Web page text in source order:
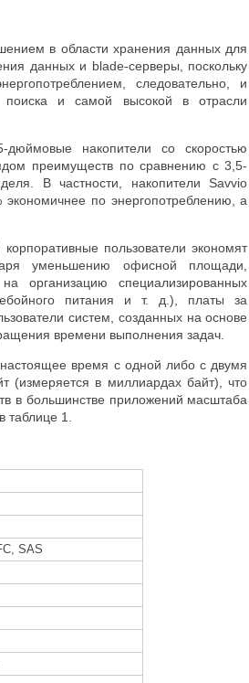
в области хранения данных для
данных и blade-серверы, поскольку
следовательно, и
и самой высокой в отрасли
накопители со скоростью
преимуществ по сравнению с 3,5-
В частности, накопители Savvio
по энергопотреблению, а
пользователи экономят
уменьшению офисной площади,
организацию специализированных
питания и т. д.), платы за
систем, созданных на основе
времени выполнения задач.
время с одной либо с двумя
(измеряется в миллиардах байт), что
в большинстве приложений масштаба
1.
SAS